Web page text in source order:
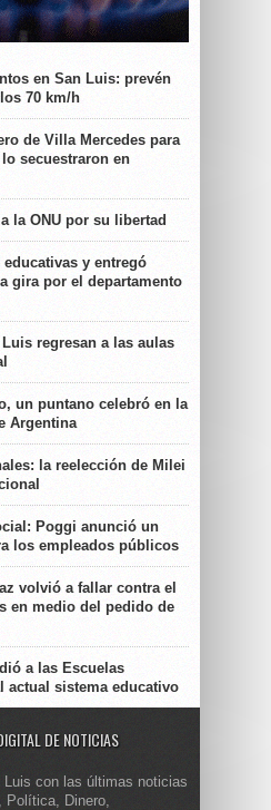
en San Luis: prevén
70 km/h
de Villa Mercedes para
secuestraron en
la ONU por su libertad
y entregó
gira por el departamento
regresan a las aulas
un puntano celebró en la
Argentina
la reelección de Milei
Poggi anunció un
los empleados públicos
volvió a fallar contra el
en medio del pedido de
a las Escuelas
actual sistema educativo
DE NOTICIAS
Luis con las últimas noticias
Política, Dinero,